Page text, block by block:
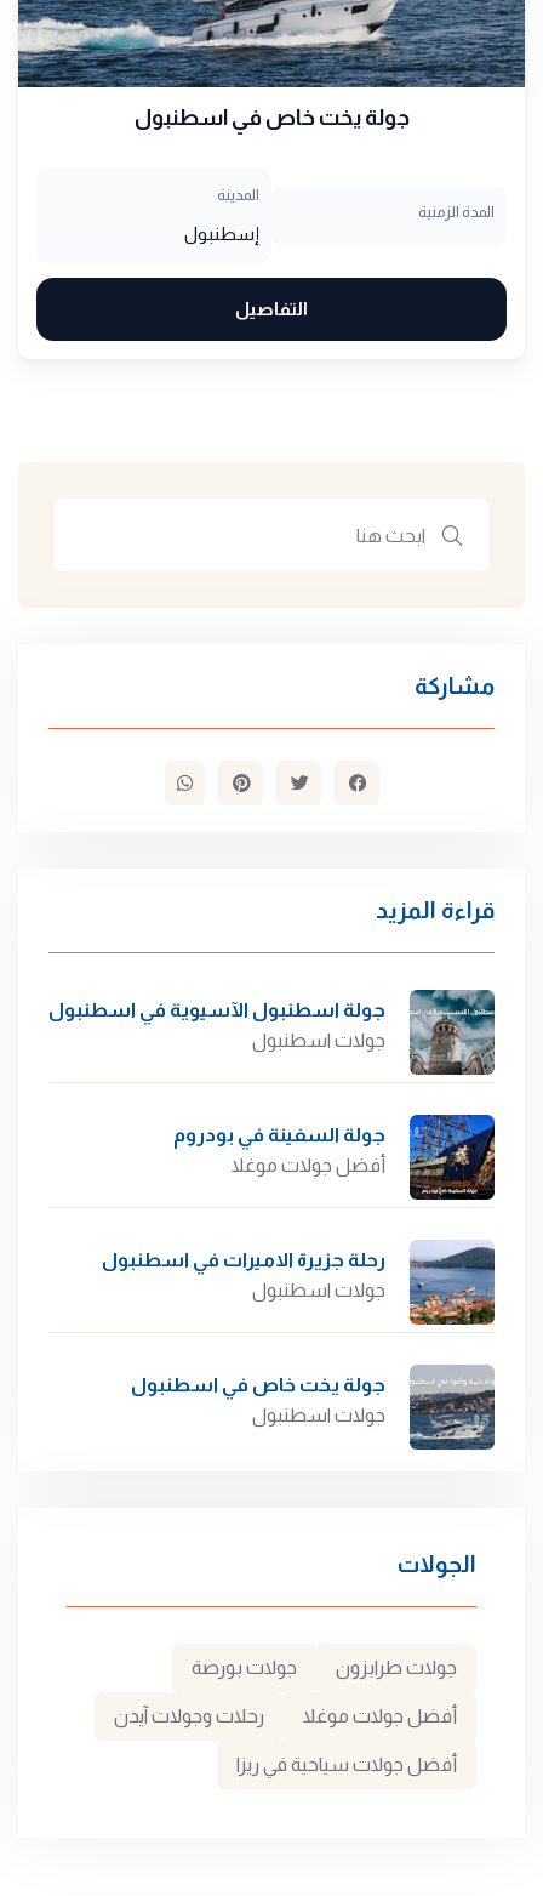
جولة يخت خاص في اسطنبول
المدة الزمنية
المدينة
إسطنبول
التفاصيل
مشاركة
قراءة المزيد
جولة اسطنبول الآسيوية في اسطنبول
جولات اسطنبول
جولة السفينة في بودروم
أفضل جولات موغلا
رحلة جزيرة الاميرات في اسطنبول
جولات اسطنبول
جولة يخت خاص في اسطنبول
جولات اسطنبول
الجولات
جولات طرابزون جولات بورصة
أفضل جولات موغلا رحلات وجولات آيدن
أفضل جولات سياحية في ريزا